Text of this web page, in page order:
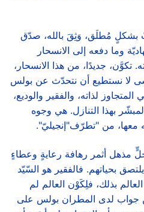
بشكلٍ مُطلَق، وَثِقَ بالله، صدّق
وما دفعه إلى الانسحار
تكوَّن، جديدًا، من هذا الانسحار،
لا نستطيع أن نتحدّث عن بولس
لذاته، والفقير والوديع،
بهذا التنازل. هي وجوه
معها، من "تطرّف"إنجيليّ".
مذهل أثمر رهافة رعايةٍ وعطاءٍ
بحياتهم. فالفقير هو السّيّد
بذلك، فلِكَوْن العالم لم
جواب لدى المطران بولس على